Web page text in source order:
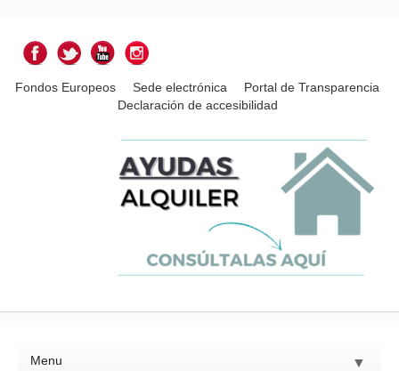
Fondos Europeos Sede electrónica
Portal de Transparencia
Declaración de accesibilidad
Menu ▼